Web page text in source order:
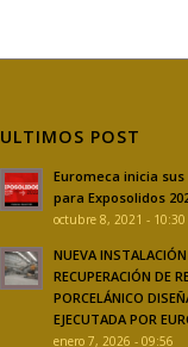
ULTIMOS POST
Euromeca inicia
para Exposolidos
octubre 8, 2021 - 10:30
NUEVA
RECUPERACIÓN DE
PORCELÁNICO
EJECUTADA POR
enero 7, 2026 - 09:56